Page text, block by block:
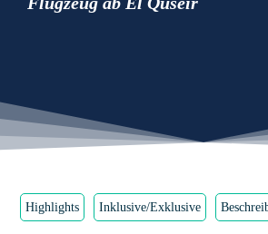
Highlights Inklusive/Exklusive